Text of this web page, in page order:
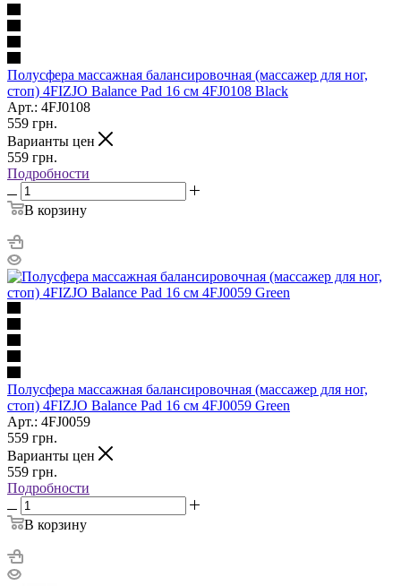
Полусфера массажная балансировочная (массажер для ног,
стоп) 4FIZJO Balance Pad 16 см 4FJ0108 Black
Арт.: 4FJ0108
559 грн.
Варианты цен
559 грн.
Подробности
В корзину
Полусфера массажная балансировочная (массажер для ног,
стоп) 4FIZJO Balance Pad 16 см 4FJ0059 Green
Арт.: 4FJ0059
559 грн.
Варианты цен
559 грн.
Подробности
В корзину